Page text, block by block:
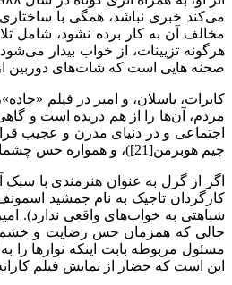
مخالف آن به کار برده نشود، شامل
هرگونه تزیینات، از خواب بیدار
صحنه هایی است که شات‌های دوربین
مردم، آن‌ها را از هم دریده است و
اجتماعی و در دنیای مدرن و عجیب
جیم هوبرمن[21])، و همواره حس چشمان ناظر و مراقب مادران، خویشاوندان، قلدران، و حس دیده شدن در جمع وجود دارد.
اگر از گرل به عنوان هنرمندی با
شباهتی به خواب‌های واقعی ندارد).
مسئول مربوطه بابت اینکه نوار‌ها
این است که حضار از نمایش فیلم